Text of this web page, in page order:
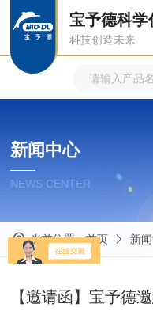
宝予德科学
科技创造未来
新闻中心
NEWS CENTER
当前位置：首页 新
【邀请函】宝予德